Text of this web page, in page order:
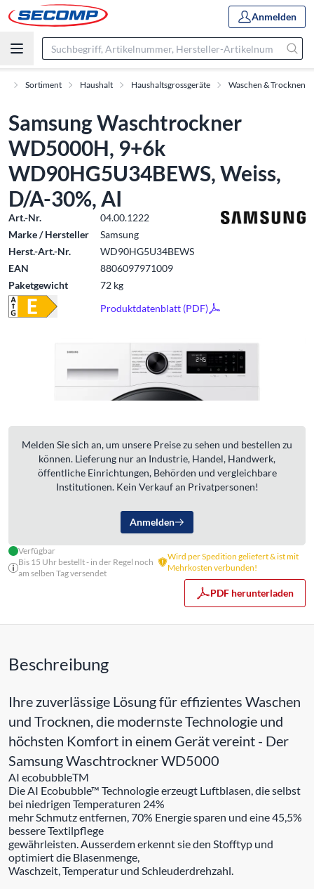
Anmelden
Sortiment Haushalt Haushaltsgrossgeräte Waschen & Trocknen
Samsung Waschtrockner
WD5000H, 9+6k
WD90HG5U34BEWS, Weiss,
D/A-30%, AI
Art.-Nr.
04.00.1222
Marke / Hersteller
Samsung
Herst.-Art.-Nr.
WD90HG5U34BEWS
EAN
8806097971009
Paketgewicht
72 kg
Produktdatenblatt (PDF)
Melden Sie sich an, um unsere Preise zu sehen und bestellen zu
können. Lieferung nur an Industrie, Handel, Handwerk,
öffentliche Einrichtungen, Behörden und vergleichbare
Institutionen. Kein Verkauf an Privatpersonen!
Anmelden
Verfügbar
Bis 15 Uhr bestellt - in der Regel noch
am selben Tag versendet
Wird per Spedition geliefert & ist mit
Mehrkosten verbunden!
PDF herunterladen
Beschreibung
Ihre zuverlässige Lösung für effizientes Waschen
und Trocknen, die modernste Technologie und
höchsten Komfort in einem Gerät vereint - Der
Samsung Waschtrockner WD5000
AI ecobubbleTM
Die AI Ecobubble™ Technologie erzeugt Luftblasen, die selbst
bei niedrigen Temperaturen 24%
mehr Schmutz entfernen, 70% Energie sparen und eine 45,5%
bessere Textilpflege
gewährleisten. Ausserdem erkennt sie den Stofftyp und
optimiert die Blasenmenge,
Waschzeit, Temperatur und Schleuderdrehzahl.